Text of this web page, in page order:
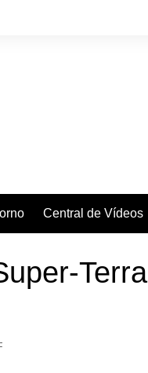
Central de Vídeos
Terra